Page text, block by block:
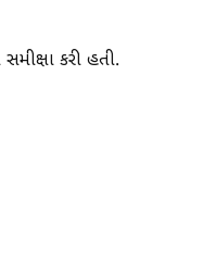
કરી હતી.